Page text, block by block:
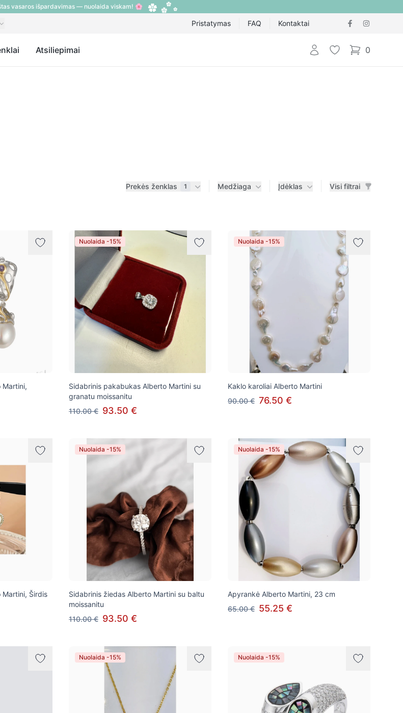
vasaros išpardavimas — nuolaida viskam! 🌸
Pristatymas FAQ Kontaktai
Atsiliepimai PrisijungtiPageidavimų
0
items in cart,
Prekės ženklas 1 Medžiaga Įdėklas Visi filtrai
Martini,
Nuolaida -15%
Sidabrinis pakabukas Alberto Martini su
granatu moissanitu
110.00 € 93.50 €
Nuolaida -15%
Kaklo karoliai Alberto Martini
90.00 € 76.50 €
Martini, Širdis
Nuolaida -15%
Sidabrinis žiedas Alberto Martini su baltu
moissanitu
110.00 € 93.50 €
Nuolaida -15%
Apyrankė Alberto Martini, 23 cm
65.00 € 55.25 €
Nuolaida -15% Nuolaida -15%